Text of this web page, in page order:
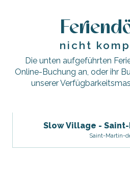
Pierre & Vacances - Residenz
Le Clos des Vieux Moulins
Rêve de Ré
nicht
Die unten aufgeführten
Online-Buchung an, oder ihr
unserer
Slow Village -
Saint-Martin-